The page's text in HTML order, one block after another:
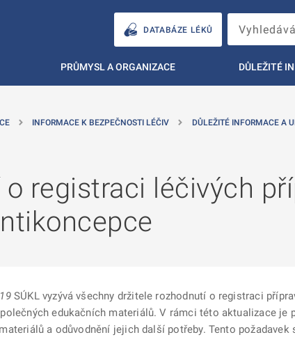
DATABÁZE LÉKŮ
PRŮMYSL A ORGANIZACE DŮLEŽITÉ
INFORMACE K BEZPEČNOSTI LÉČIV
DŮLEŽITÉ INFORMACE A
registraci léčivých
SÚKL vyzývá všechny držitele rozhodnutí o registraci
edukačních materiálů. V rámci této aktualizace je
a odůvodnění jejich další potřeby. Tento požadavek